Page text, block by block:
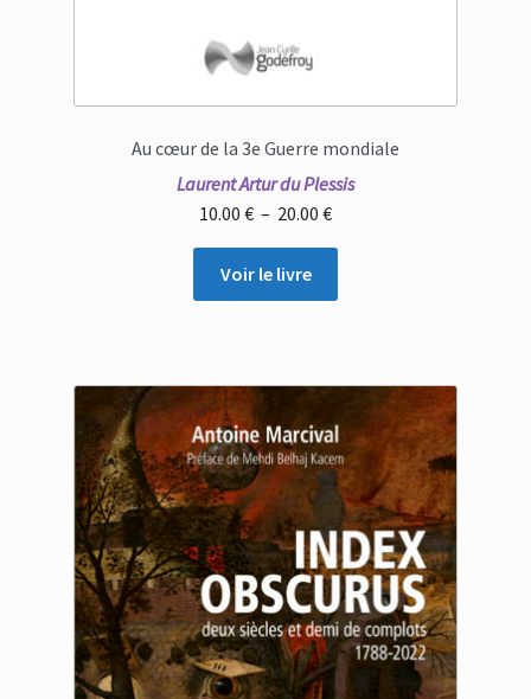
Au cœur de la 3e Guerre mondiale
Laurent Artur du Plessis
10.00 € – 20.00 €Plage
de
10.00 €
Voir le livre